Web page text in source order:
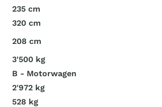
235 cm
320 cm
208 cm
3'500 kg
B - Motorwagen
2'972 kg
528 kg